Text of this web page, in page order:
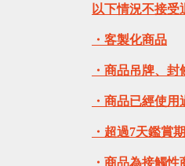
以下情況不接受
・客製化商品
・商品吊牌、
・商品已經使用
・超過7天鑑賞期
・商品為接觸